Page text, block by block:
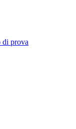
di prova